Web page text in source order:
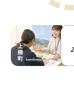
上勝町
ZERO
上勝町
徳島県
上勝町